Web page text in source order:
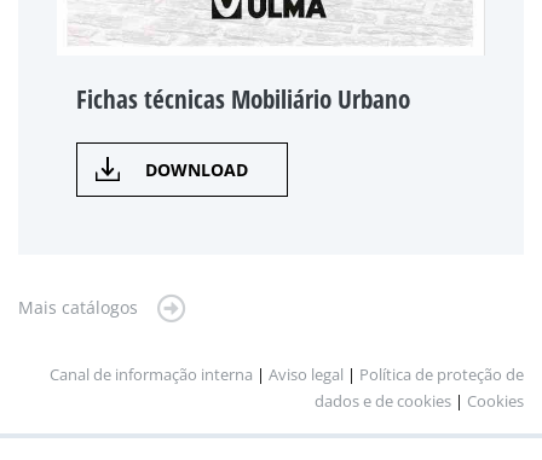
Fichas técnicas Mobiliário Urbano
DOWNLOAD
Mais catálogos
Canal de informação interna | Aviso legal | Política de proteção de
dados e de cookies | Cookies